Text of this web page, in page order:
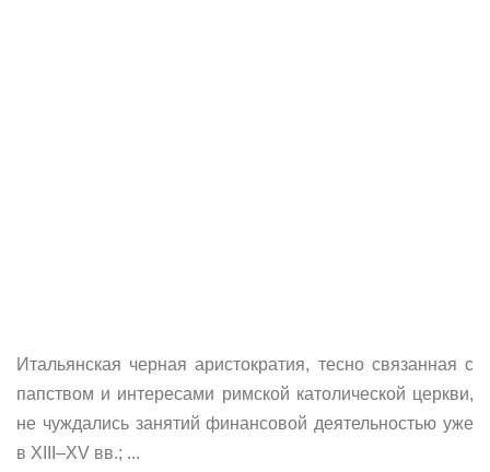
Итальянская черная аристократия, тесно связанная с
папством и интересами римской католической церкви,
не чуждались занятий финансовой деятельностью уже
в XIII–XV вв.; ...